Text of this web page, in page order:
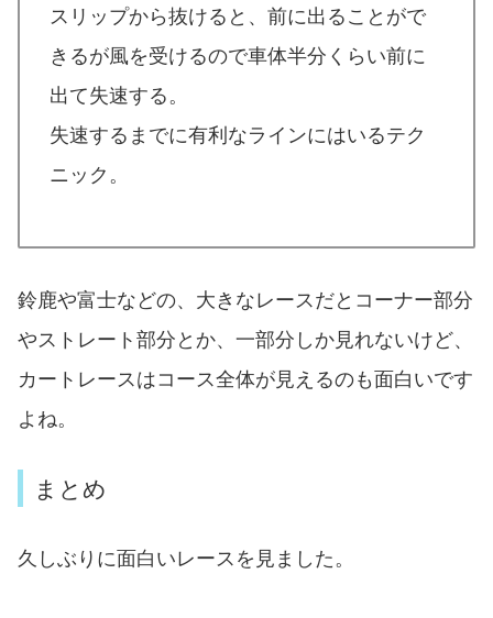
スリップから抜けると、前に出ることがで
きるが風を受けるので車体半分くらい前に
出て失速する。
失速するまでに有利なラインにはいるテク
ニック。
鈴鹿や富士などの、大きなレースだとコーナー部分
やストレート部分とか、一部分しか見れないけど、
カートレースはコース全体が見えるのも面白いです
よね。
まとめ
久しぶりに面白いレースを見ました。